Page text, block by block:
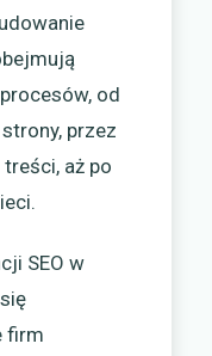
od
przez
aż po
SEO w
firm